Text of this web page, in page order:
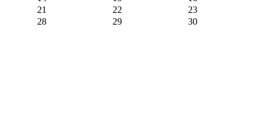
21
22
23
28
29 30